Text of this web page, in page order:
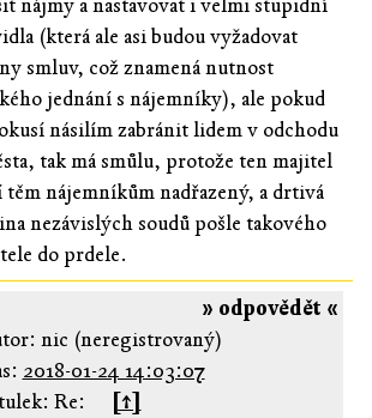
nájmy a nastavovat i velmi stupidní
(která ale asi budou vyžadovat
smluv, což znamená nutnost
jednání s nájemníky), ale pokud
násilím zabránit lidem v odchodu
tak má smůlu, protože ten majitel
těm nájemníkům nadřazený, a drtivá
nezávislých soudů pošle takového
do prdele.
» odpovědět «
nic (neregistrovaný)
2018-01-24 14:03:07
Re:
[↑]